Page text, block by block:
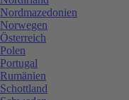
Nordmazedonien
Norwegen
Österreich
Polen
Portugal
Rumänien
Schottland